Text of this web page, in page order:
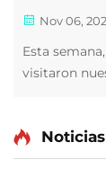
Nov 06,
Esta
visitaron
como una